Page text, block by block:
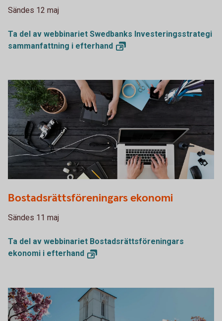
Sändes 12 maj
Ta del av webbinariet Swedbanks Investeringsstrategi
sammanfattning i efterhand
Bostadsrättsföreningars ekonomi
Sändes 11 maj
Ta del av webbinariet Bostadsrättsföreningars
ekonomi i efterhand